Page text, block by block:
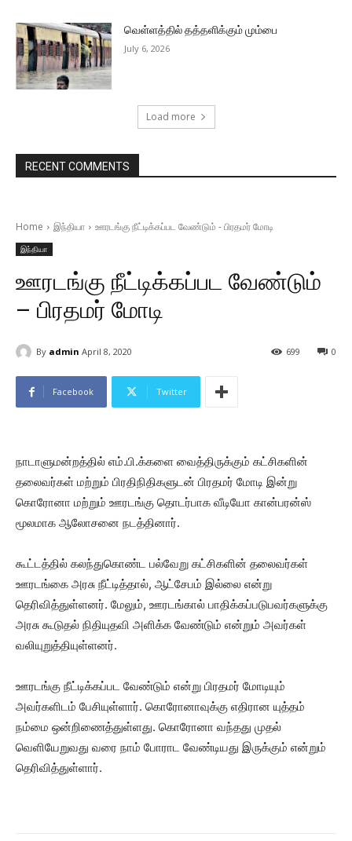
வெள்ளத்தில் தத்தளிக்கும் மும்பை
July 6, 2026
Load more
RECENT COMMENTS